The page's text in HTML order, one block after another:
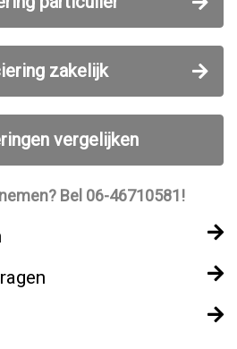
zakelijk
vergelijken
Bel 06-46710581!